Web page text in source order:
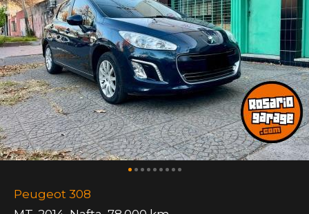
Peugeot 308